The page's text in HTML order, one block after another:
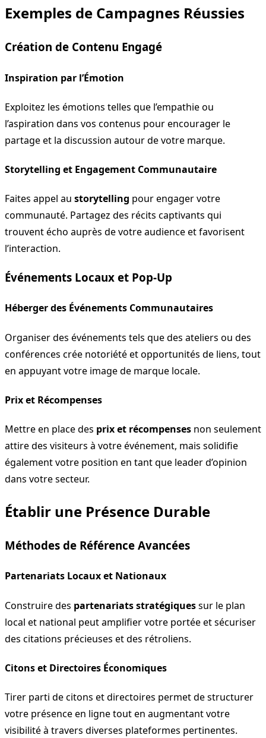
Exemples de Campagnes Réussies
Création de Contenu Engagé
Inspiration par l’Émotion
Exploitez les émotions telles que l’empathie ou
l’aspiration dans vos contenus pour encourager le
partage et la discussion autour de votre marque.
Storytelling et Engagement Communautaire
Faites appel au storytelling pour engager votre
communauté. Partagez des récits captivants qui
trouvent écho auprès de votre audience et favorisent
l’interaction.
Événements Locaux et Pop-Up
Héberger des Événements Communautaires
Organiser des événements tels que des ateliers ou des
conférences crée notoriété et opportunités de liens, tout
en appuyant votre image de marque locale.
Prix et Récompenses
Mettre en place des prix et récompenses non seulement
attire des visiteurs à votre événement, mais solidifie
également votre position en tant que leader d’opinion
dans votre secteur.
Établir une Présence Durable
Méthodes de Référence Avancées
Partenariats Locaux et Nationaux
Construire des partenariats stratégiquessur le plan
local et national peut amplifier votre portée et sécuriser
des citations précieuses et des rétroliens.
Citons et Directoires Économiques
Tirer parti de citons et directoires permet de structurer
votre présence en ligne tout en augmentant votre
visibilité à travers diverses plateformes pertinentes.